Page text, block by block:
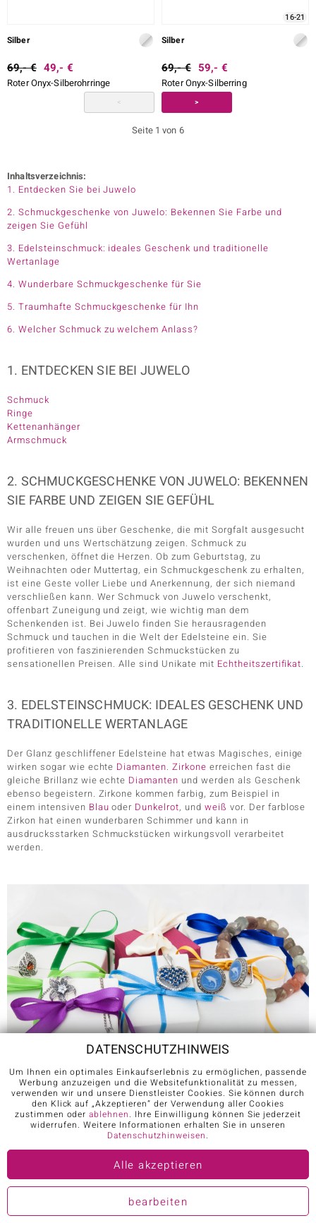
Silber
69,- € 49,- €
Roter Onyx-Silberohrringe
16-21
Silber
69,- € 59,- €
Roter Onyx-Silberring
< >
Seite 1 von 6
Inhaltsverzeichnis:
1. Entdecken Sie bei Juwelo
2. Schmuckgeschenke von Juwelo: Bekennen Sie Farbe und
zeigen Sie Gefühl
3. Edelsteinschmuck: ideales Geschenk und traditionelle
Wertanlage
4. Wunderbare Schmuckgeschenke für Sie
5. Traumhafte Schmuckgeschenke für Ihn
6. Welcher Schmuck zu welchem Anlass?
1. ENTDECKEN SIE BEI JUWELO
Schmuck
Ringe
Kettenanhänger
Armschmuck
2. SCHMUCKGESCHENKE VON JUWELO: BEKENNEN
SIE FARBE UND ZEIGEN SIE GEFÜHL
Wir alle freuen uns über Geschenke, die mit Sorgfalt ausgesucht
wurden und uns Wertschätzung zeigen. Schmuck zu
verschenken, öffnet die Herzen. Ob zum Geburtstag, zu
Weihnachten oder Muttertag, ein Schmuckgeschenk zu erhalten,
ist eine Geste voller Liebe und Anerkennung, der sich niemand
verschließen kann. Wer Schmuck von Juwelo verschenkt,
offenbart Zuneigung und zeigt, wie wichtig man dem
Schenkenden ist. Bei Juwelo finden Sie herausragenden
Schmuck und tauchen in die Welt der Edelsteine ein. Sie
profitieren von faszinierenden Schmuckstücken zu
sensationellen Preisen. Alle sind Unikate mit Echtheitszertifikat.
3. EDELSTEINSCHMUCK: IDEALES GESCHENK UND
TRADITIONELLE WERTANLAGE
Der Glanz geschliffener Edelsteine hat etwas Magisches, einige
wirken sogar wie echte Diamanten.Zirkone erreichen fast die
gleiche Brillanz wie echte Diamanten und werden als Geschenk
ebenso begeistern. Zirkone kommen farbig, zum Beispiel in
einem intensiven Blau oder Dunkelrot, und weiß vor. Der farblose
Zirkon hat einen wunderbaren Schimmer und kann in
ausdrucksstarken Schmuckstücken wirkungsvoll verarbeitet
werden.
Silberringe,OhrringeoderKettenanhängermit wunderschönen
Edelsteinen sind besondere Geschenke, die garantiert Gefallen
finden werden und jedes Kleidungsstück veredeln. Auch wenn
Sie Edelsteinschmuck nicht täglich anlegen, so ist er doch eine
sichere Geldanlage. Nicht nur materiell, auch ideell wird er mit
der Zeit immer wertvoller. genießen Sie das gute Gefühl, solchen
DATENSCHUTZHINWEIS
Um Ihnen ein optimales Einkaufserlebnis zu ermöglichen, passende
Werbung anzuzeigen und die Websitefunktionalität zu messen,
verwenden wir und unsere Dienstleister Cookies. Sie können durch
den Klick auf „Akzeptieren“ der Verwendung aller Cookies
zustimmen oderablehnen. Ihre Einwilligung können Sie jederzeit
widerrufen. Weitere Informationen erhalten Sie in unseren
Datenschutzhinweisen.
Alle akzeptieren
bearbeiten